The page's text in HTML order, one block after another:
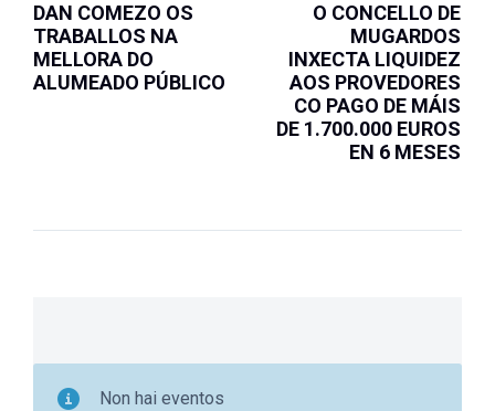
DAN COMEZO OS
TRABALLOS NA
MELLORA DO
ALUMEADO PÚBLICO
O CONCELLO DE
MUGARDOS
INXECTA LIQUIDEZ
AOS PROVEDORES
CO PAGO DE MÁIS
DE 1.700.000 EUROS
EN 6 MESES
Non hai eventos